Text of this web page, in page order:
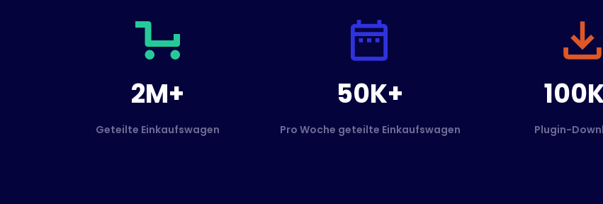
2M+
Geteilte Einkaufswagen
50K+
Pro Woche geteilte Einkaufswagen Plugin-